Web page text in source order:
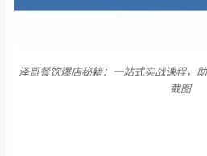
泽哥餐饮爆店秘籍：一站式实战课程，
截图